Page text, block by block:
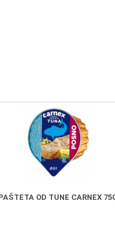
OD TUNE CARNEX